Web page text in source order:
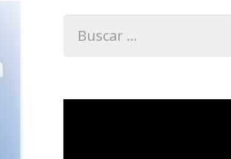
Buscar:
Reproductor